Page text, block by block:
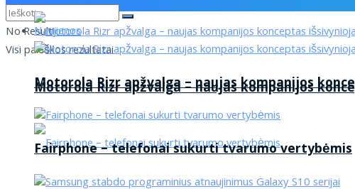
No Result
Visi paieškos rezultatai
Motorola Rizr apžvalga – naujas kompanijos
Naujienos
Motorola Rizr apžvalga – naujas kompanijos
Fairphone – telefonai sukurti tvarumo vertybėmis